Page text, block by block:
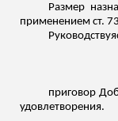
Размер
применением ст.
приговор
удовлетворения.